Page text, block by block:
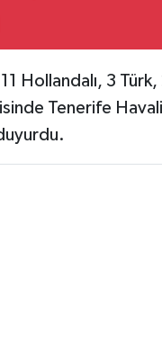
Hollandalı, 3
Tenerife